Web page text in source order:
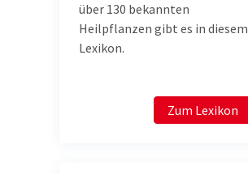
über 130 bekannten
Heilpflanzen gibt es in diesem
Lexikon.
Zum Lexikon